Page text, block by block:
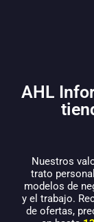
AHL
Nuestros
trato
modelos de
y el trabajo.
de ofertas,